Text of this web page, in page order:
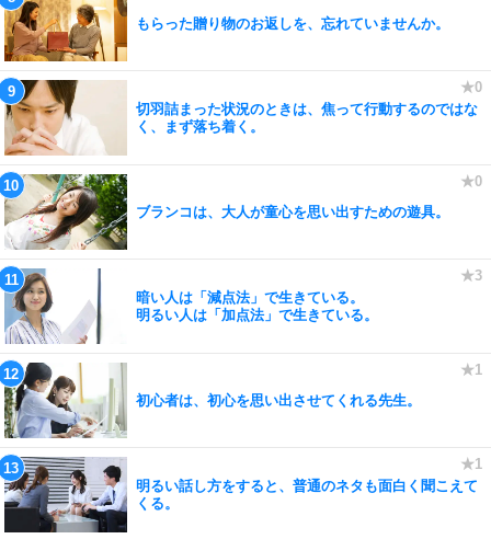
もらった贈り物のお返しを、忘れていませんか。
切羽詰まった状況のときは、焦って行動するのではな
く、まず落ち着く。
ブランコは、大人が童心を思い出すための遊具。
暗い人は「減点法」で生きている。
明るい人は「加点法」で生きている。
初心者は、初心を思い出させてくれる先生。
明るい話し方をすると、普通のネタも面白く聞こえて
くる。